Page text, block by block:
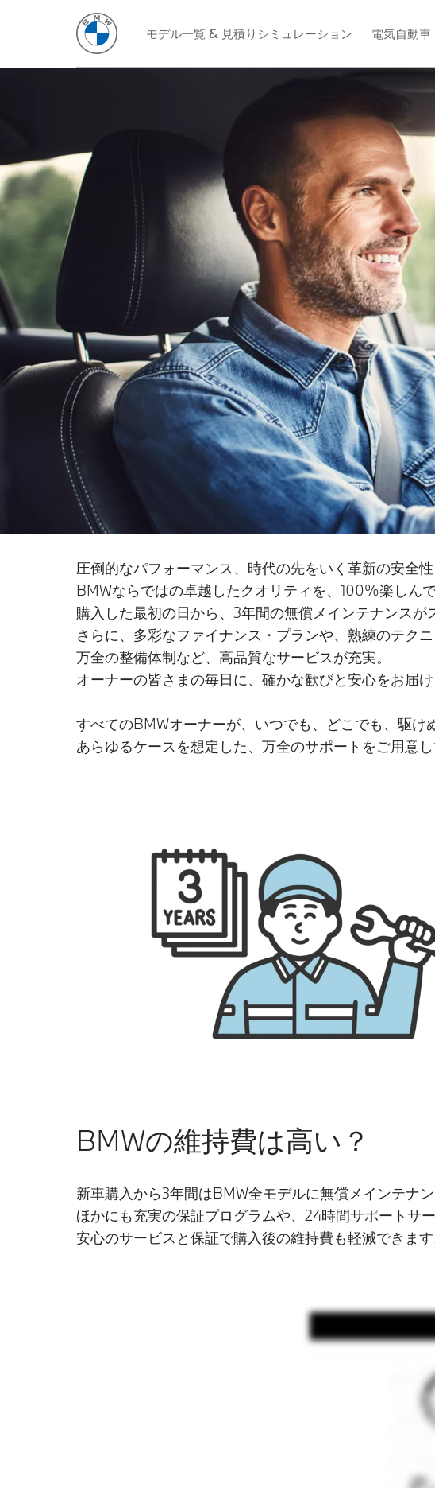
モデル一覧 & 見積りシミュレーション 電気自動車
圧倒的なパフォーマンス、時代の先をいく革新の安全性
BMWならではの卓越したクオリティを、100%楽しんで
購入した最初の日から、3年間の無償メインテナンスが
さらに、多彩なファイナンス・プランや、熟練のテク
万全の整備体制など、高品質なサービスが充実。
オーナーの皆さまの毎日に、確かな歓びと安心をお届け
すべてのBMWオーナーが、いつでも、どこでも、駆け
あらゆるケースを想定した、万全のサポートをご用意し
BMWの維持費は高い？
新車購入から3年間はBMW全モデルに無償メインテナ
ほかにも充実の保証プログラムや、24時間サポートサー
安心のサービスと保証で購入後の維持費も軽減できます